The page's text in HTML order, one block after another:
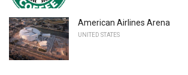
American Airlines Arena
UNITED STATES